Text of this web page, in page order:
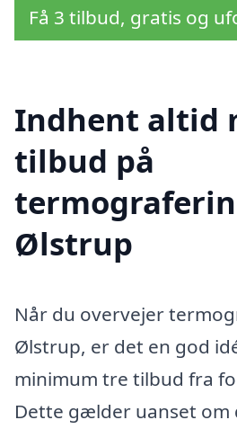
Få 3 tilbud, gratis og
Indhent altid
tilbud på
Ølstrup
Når du overvejer
Ølstrup, er det en god
minimum tre tilbud fra
Dette gælder uanset